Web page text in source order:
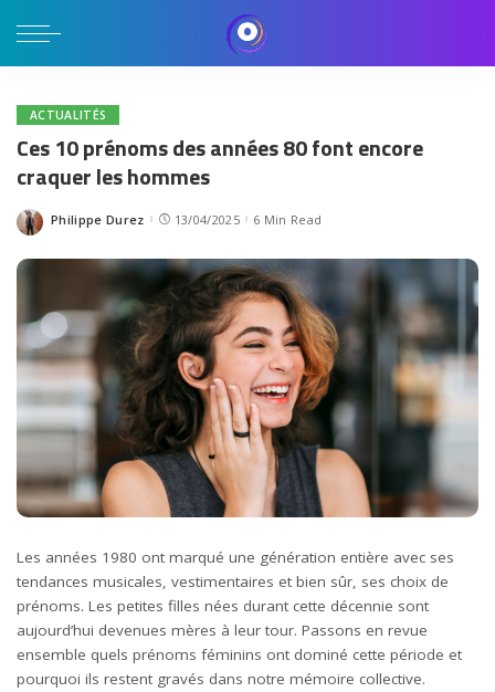
ACTUALITÉS
Ces 10 prénoms des années 80 font encore
craquer les hommes
Posted
Philippe Durez 13/04/2025 6 Min Read
Les années 1980 ont marqué une génération entière avec ses
tendances musicales, vestimentaires et bien sûr, ses choix de
prénoms. Les petites filles nées durant cette décennie sont
aujourd’hui devenues mères à leur tour. Passons en revue
ensemble quels prénoms féminins ont dominé cette période et
pourquoi ils restent gravés dans notre mémoire collective.